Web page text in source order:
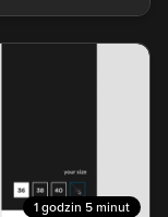
1 godzin 5 minut